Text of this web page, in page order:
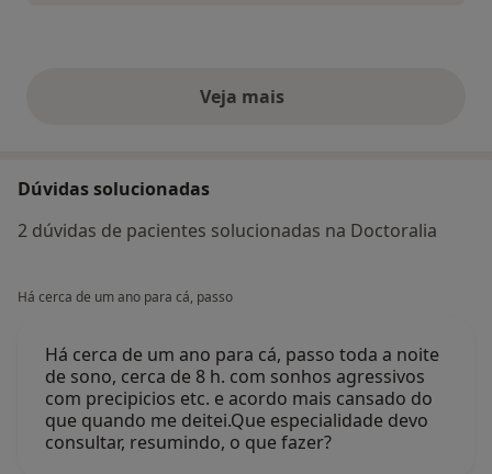
Veja maisopiniões acima
Dúvidas solucionadas
2 dúvidas de pacientes solucionadas na Doctoralia
Há cerca de um ano para cá, passo
Há cerca de um ano para cá, passo toda a noite
de sono, cerca de 8 h. com sonhos agressivos
com precipicios etc. e acordo mais cansado do
que quando me deitei.Que especialidade devo
consultar, resumindo, o que fazer?